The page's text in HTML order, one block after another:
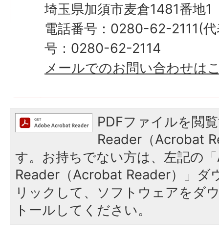
埼玉県加須市麦倉1481番地1
電話番号：0280-62-2111(
号：0280-62-2114
メールでのお問い合わせは
PDFファイルを閲
Reader（Acrobat
す。お持ちでない方は、左記の
Reader（Acrobat Reader）」ダ
リックして、ソフトウェアをダ
トールしてください。